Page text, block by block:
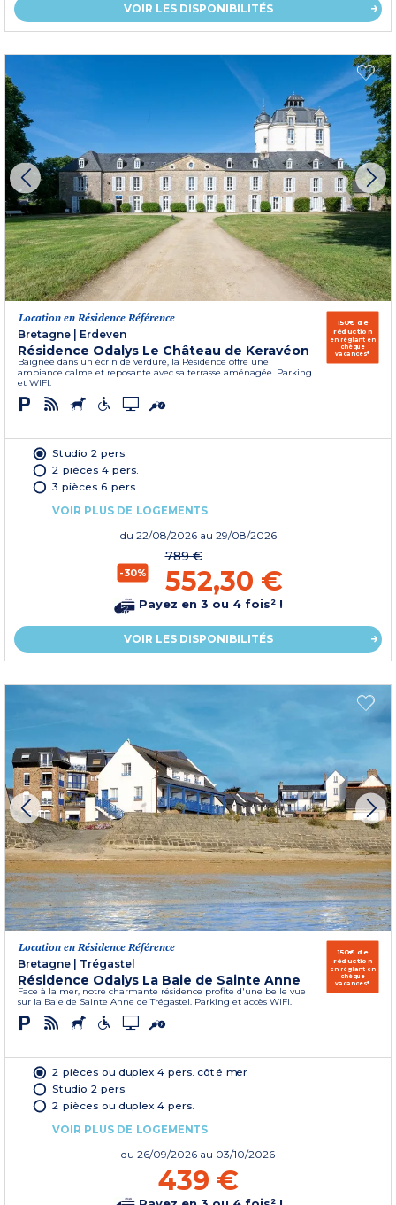
VOIR LES DISPONIBILITÉS
Location en Résidence Référence
Bretagne | Erdeven
Résidence Odalys Le Château de Keravéon
Baignée dans un écrin de verdure, la Résidence offre une
ambiance calme et reposante avec sa terrasse aménagée. Parking
et WIFI.
150€ de
réduction
en réglant en
chèque
vacances*
Studio 2 pers.
2 pièces 4 pers.
3 pièces 6 pers.
VOIR PLUS DE LOGEMENTS
du 22/08/2026 au 29/08/2026
-30%
789 €
552,30 €
Payez en 3 ou 4 fois² !
VOIR LES DISPONIBILITÉS
Location en Résidence Référence
Bretagne | Trégastel
Résidence Odalys La Baie de Sainte Anne
Face à la mer, notre charmante résidence profite d'une belle vue
sur la Baie de Sainte Anne de Trégastel. Parking et accès WIFI.
150€ de
réduction
en réglant en
chèque
vacances*
2 pièces ou duplex 4 pers. côté mer
Studio 2 pers.
2 pièces ou duplex 4 pers.
VOIR PLUS DE LOGEMENTS
du 26/09/2026 au 03/10/2026
439 €